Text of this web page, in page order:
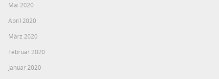
Mai 2020
April 2020
März 2020
Februar 2020
Januar 2020